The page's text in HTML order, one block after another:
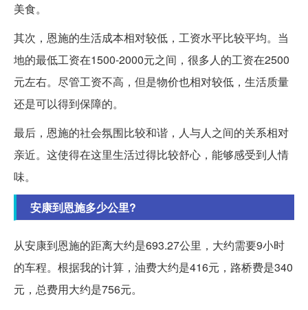
美食。
其次，恩施的生活成本相对较低，工资水平比较平均。当
地的最低工资在1500-2000元之间，很多人的工资在2500
元左右。尽管工资不高，但是物价也相对较低，生活质量
还是可以得到保障的。
最后，恩施的社会氛围比较和谐，人与人之间的关系相对
亲近。这使得在这里生活过得比较舒心，能够感受到人情
味。
安康到恩施多少公里?
从安康到恩施的距离大约是693.27公里，大约需要9小时
的车程。根据我的计算，油费大约是416元，路桥费是340
元，总费用大约是756元。